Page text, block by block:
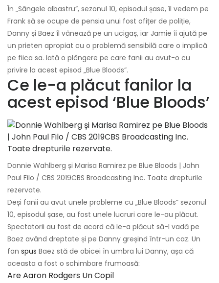
În „Sângele albastru”, sezonul 10, episodul șase, îl vedem pe
Frank să se ocupe de pensia unui fost ofițer de poliție,
Danny și Baez îl vânează pe un ucigaș, iar Jamie îi ajută pe
un prieten apropiat cu o problemă sensibilă care o implică
pe fiica sa. Iată o plângere pe care fanii au avut-o cu
privire la acest episod „Blue Bloods”.
Ce le-a plăcut fanilor la
acest episod ‘Blue Bloods’
Donnie Wahlberg și Marisa Ramirez pe Blue Bloods | John
Paul Filo / CBS 2019CBS Broadcasting Inc. Toate drepturile
rezervate.
Deși fanii au avut unele probleme cu „Blue Bloods” sezonul
10, episodul șase, au fost unele lucruri care le-au plăcut.
Spectatorii au fost de acord că le-a plăcut să-l vadă pe
Baez având dreptate și pe Danny greșind într-un caz. Un
fan spus Baez stă de obicei în umbra lui Danny, așa că
aceasta a fost o schimbare frumoasă:
Are Aaron Rodgers Un Copil